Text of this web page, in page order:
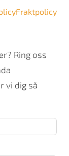
Fraktpolicy
Ring oss
vi dig så